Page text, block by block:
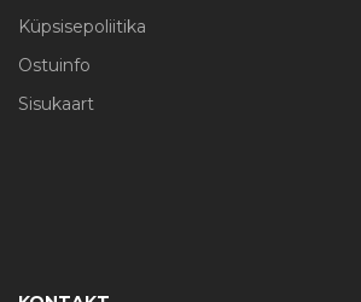
Küpsisepoliitika
Ostuinfo
Sisukaart